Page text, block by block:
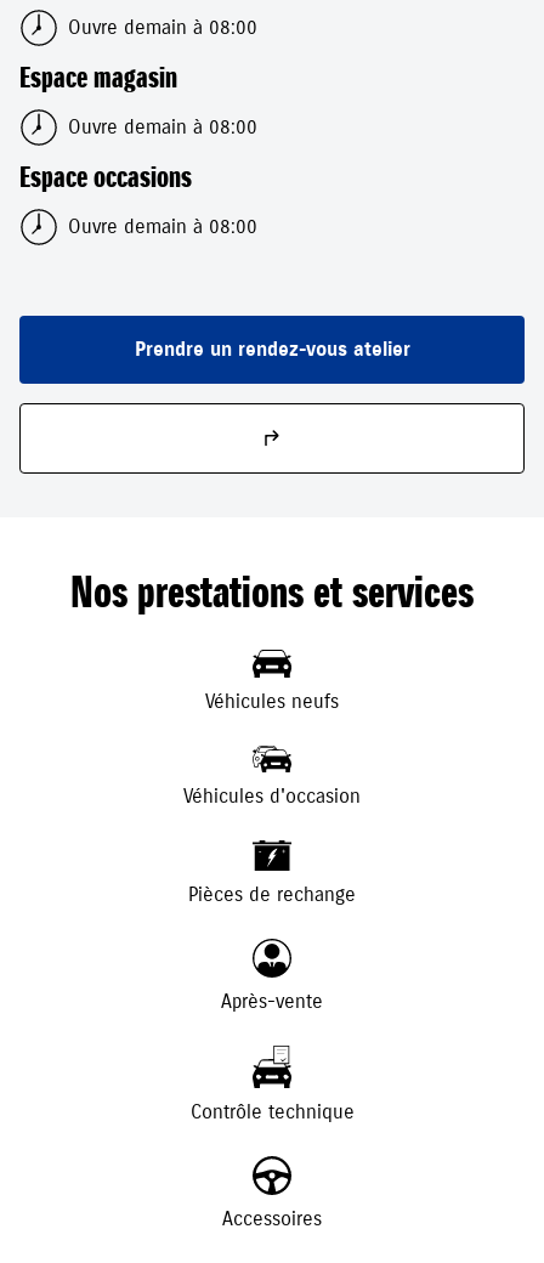
Ouvre demain à 08:00
Espace magasin
Ouvre demain à 08:00
Espace occasions
Ouvre demain à 08:00
Prendre un rendez-vous atelier
Nos prestations et services
Véhicules neufs
Véhicules d'occasion
- +
Pièces de rechange
Après-vente
Contrôle technique
Accessoires